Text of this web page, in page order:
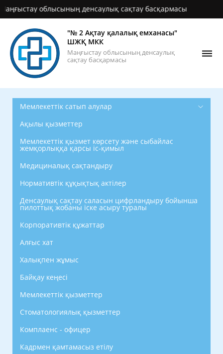
облысының денсаулық сақтау басқармасы
"№ 2 Ақтау қалалық емханасы"
ШЖҚ МКК
Маңғыстау облысының денсаулық
сақтау басқармасы
Мемлекеттік сатып алулар
Ақылы қызметтер
Мемлекеттік қызмет көрсету және сыбайлас
жемқорлыққа қарсы іс-қимыл
Медициналық сақтандыру
Нормативтік құқықтық актілер
Денсаулық сақтау саласын цифрландыру бойынша
пилоттық жобаны іске асыру туралы
Корпоративтік құжаттар
Алғыс хат
Халықпен жұмыс
Байқау кеңесі
Мемлекеттік қызметтер
Стоматологиялық қызметтер
Комплаенс - офицер
Кадрмен қамтамасыз етілу